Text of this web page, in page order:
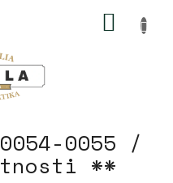
0055 /
**